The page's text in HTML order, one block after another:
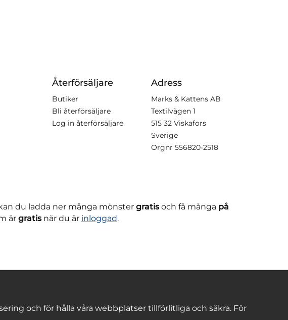
Återförsäljare
Butiker
Bli återförsäljare
Log in återförsäljare
Adress
Marks & Kattens AB
Textilvägen 1
515 32 Viskafors
Sverige
Orgnr 556820-2518
du ladda ner många mönster gratisoch få många på
är gratisnär du är inloggad.
och för hålla våra webbplatser tillförlitliga och säkra. För